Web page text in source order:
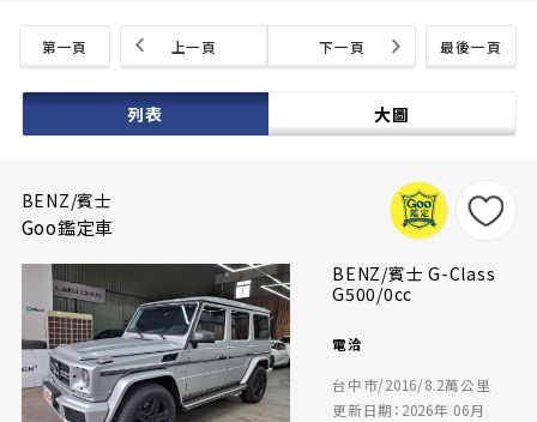
第一頁 最後一頁
上一頁 下一頁
列表 大圖
BENZ/賓士
Goo鑑定車
BENZ/賓士 G-Class
G500/0cc
電洽
台中市/2016/8.2萬公里
更新日期：2026年 06月